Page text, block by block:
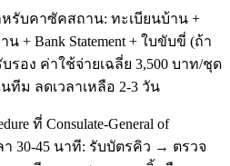
หรับคาซัคสถาน: ทะเบียนบ้าน +
+ Bank Statement + ใบขับขี่ (ถ้า
รอง ค่าใช้จ่ายเฉลี่ย 3,500 บาท/ชุด
ทีม ลดเวลาเหลือ 2-3 วัน
ที่ Consulate-General of
ลา 30-45 นาที: รับบัตรคิว → ตรวจ